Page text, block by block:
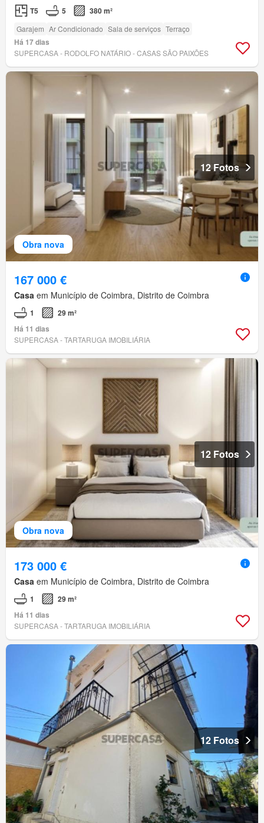
T5 5 380 m²
Garajem Ar Condicionado Sala de serviços Terraço
Há 17 dias
SUPERCASA - RODOLFO NATÁRIO - CASAS SÃO PAIXÕES
Obra nova
12 Fotos
167 000 €
Casa em Município de Coimbra, Distrito de Coimbra
1
29 m²
Há 11 dias
SUPERCASA - TARTARUGA IMOBILIÁRIA
Obra nova
12 Fotos
173 000 €
Casa em Município de Coimbra, Distrito de Coimbra
1
29 m²
Há 11 dias
SUPERCASA - TARTARUGA IMOBILIÁRIA
12 Fotos